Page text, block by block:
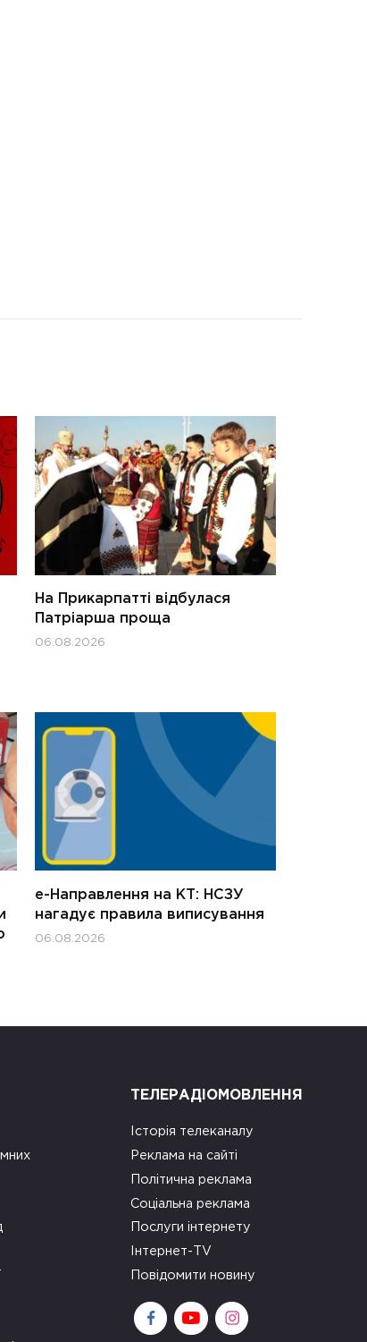
На Прикарпатті відбулася
Патріарша проща
06.08.2026
е-Направлення на КТ: НСЗУ
нагадує правила виписування
06.08.2026
ТЕЛЕРАДІОМОВЛЕННЯ
Історія телеканалу
Реклама на сайті
Політична реклама
Соціальна реклама
Послуги інтернету
Інтернет-TV
Повідомити новину